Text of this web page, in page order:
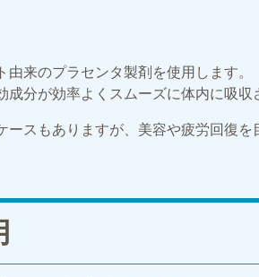
来のプラセンタ製剤を使用します。
分が効率よくスムーズに体内に吸収
スもありますが、美容や疲労回復を